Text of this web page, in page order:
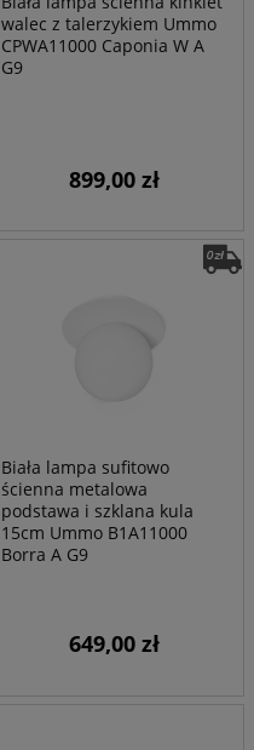
walec z talerzykiem Ummo
CPWA11000 Caponia W A
G9
899,00 zł
Biała lampa sufitowo
ścienna metalowa
podstawa i szklana kula
15cm Ummo B1A11000
Borra A G9
649,00 zł